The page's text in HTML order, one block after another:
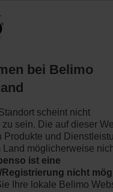
Mehr erfahren
bei Belimo
scheint nicht
zu sein. Die auf dieser
Produkte und
Land möglicherweise
ist eine
nicht
Ihre lokale Belimo